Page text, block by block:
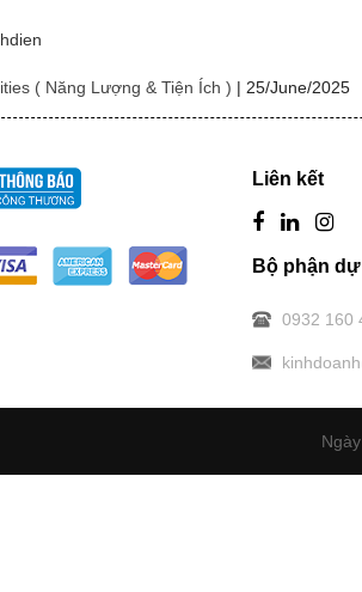
( Năng Lượng & Tiện Ích ) | 25/June/2025
Liên kết
Bộ phận
0932 160